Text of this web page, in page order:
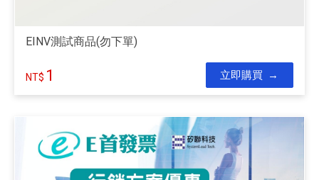
EINV測試商品(勿下單)
1 立即購買